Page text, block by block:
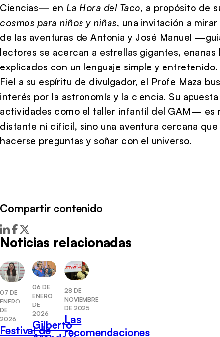
Ciencias— en La Hora del Taco, a propósito de
cosmos para niños y niñas, una invitación a
de las aventuras de Antonia y José Manuel
lectores se acercan a estrellas gigantes, enanas
explicados con un lenguaje simple y entretenido.
Fiel a su espíritu de divulgador, el Profe Maza
interés por la astronomía y la ciencia. Su
actividades como el taller infantil del GAM— es
distante ni difícil, sino una aventura cercana
hacerse preguntas y soñar con el universo.
Compartir contenido
Noticias relacionadas
07 DE
ENERO
DE
2026
Festival de
06 DE
ENERO
DE
2026
Gilberto
28 DE
NOVIEMBRE
DE 2025
Las
recomendaciones